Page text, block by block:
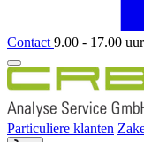
Contact 9.00 - 17.00 uur
Particuliere klanten